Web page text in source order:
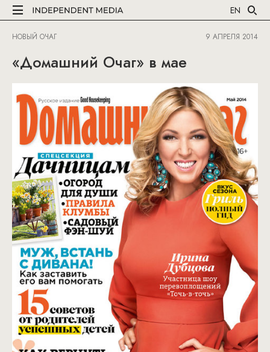
EN
НОВЫЙ ОЧАГ 9 АПРЕЛЯ 2014
«Домашний Очаг» в мае